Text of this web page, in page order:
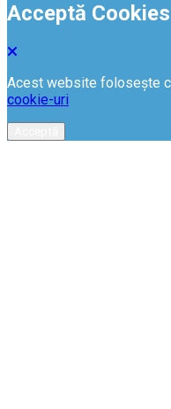
Acceptă Cookies
Acest website folosește
cookie-uri